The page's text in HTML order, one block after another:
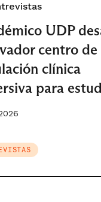
UDP
centro de
clínica
para